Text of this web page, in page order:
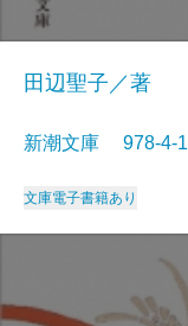
田辺聖子／著
新潮文庫 978-4-
文庫電子書籍あり